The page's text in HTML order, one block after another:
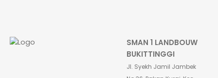
SMAN 1 LANDBOUW
BUKITTINGGI
Jl. Syekh Jamil Jambek